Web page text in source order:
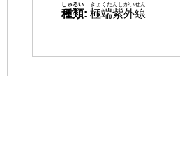
種類
しゅるい
: 極端紫外線
きょくたんしがいせん